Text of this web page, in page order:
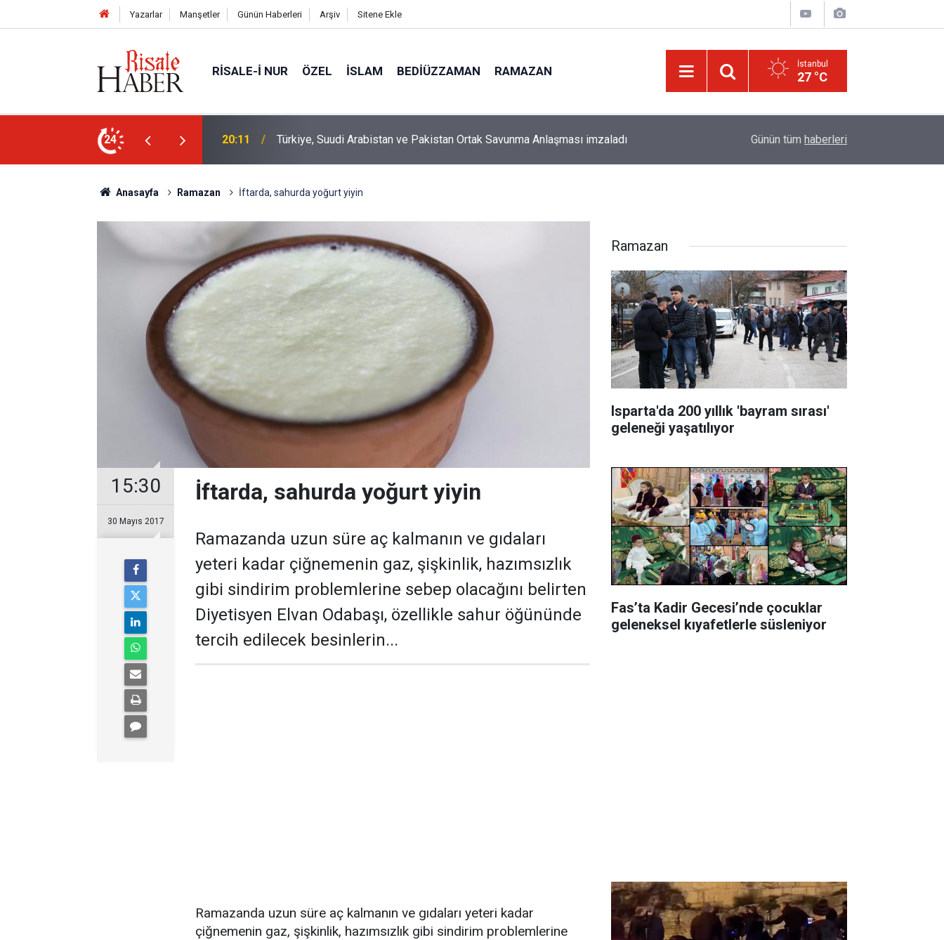
Yazarlar Manşetler Günün Haberleri Arşiv Sitene Ekle
RISALE-I NUR ÖZEL İSLAM BEDIÜZZAMAN RAMAZAN İstanbul
27 °C
24
Ortak Savunma Anlaşması imzaladı 16:14
müjde
Meta'ya çocuk güvenliği davasında rekor
Günün tüm haberleri
Anasayfa Ramazan İftarda, sahurda yoğurt yiyin
15:30
30 Mayıs 2017
İftarda, sahurda yoğurt yiyin
Ramazanda uzun süre aç kalmanın ve gıdaları
yeteri kadar çiğnemenin gaz, şişkinlik, hazımsızlık
gibi sindirim problemlerine sebep olacağını belirten
Diyetisyen Elvan Odabaşı, özellikle sahur öğününde
tercih edilecek besinlerin...
Ramazanda uzun süre aç kalmanın ve gıdaları yeteri kadar
çiğnemenin gaz, şişkinlik, hazımsızlık gibi sindirim problemlerine
Ramazan
Isparta'da 200 yıllık 'bayram sırası'
geleneği yaşatılıyor
Fas’ta Kadir Gecesi’nde çocuklar
geleneksel kıyafetlerle süsleniyor